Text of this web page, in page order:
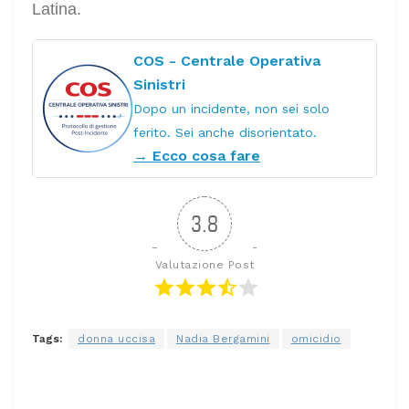
Latina.
COS - Centrale Operativa
Sinistri
Dopo un incidente, non sei solo
ferito. Sei anche disorientato.
→ Ecco cosa fare
3.8
Valutazione Post
Tags: donna uccisa Nadia Bergamini omicidio